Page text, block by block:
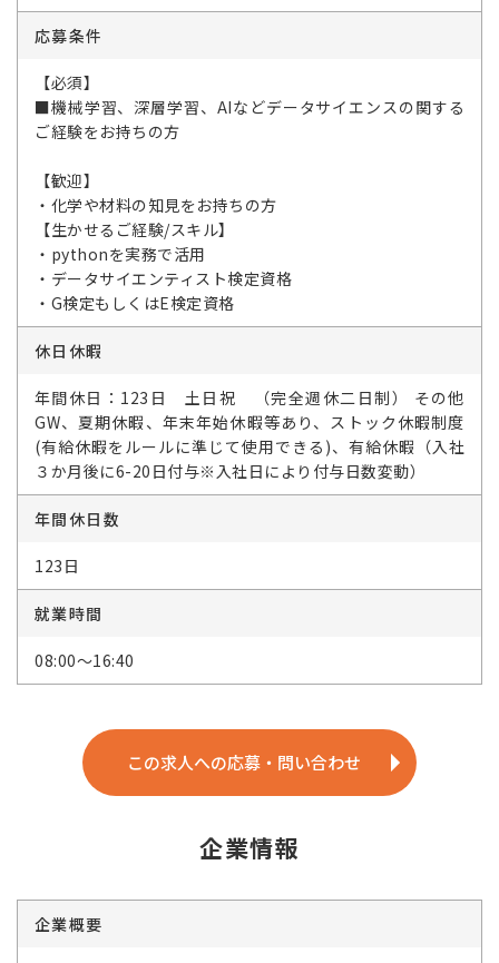
応募条件
【必須】
■機械学習、深層学習、AIなどデータサイエンスの関する
ご経験をお持ちの方
【歓迎】
・化学や材料の知見をお持ちの方
【生かせるご経験/スキル】
・pythonを実務で活用
・データサイエンティスト検定資格
・G検定もしくはE検定資格
休日休暇
年間休日：123日 土日祝 （完全週休二日制） その他
GW、夏期休暇、年末年始休暇等あり、ストック休暇制度
(有給休暇をルールに準じて使用できる)、有給休暇（入社
３か月後に6-20日付与※入社日により付与日数変動）
年間休日数
123日
就業時間
08:00～16:40
この求人への応募・問い合わせ
企業情報
企業概要